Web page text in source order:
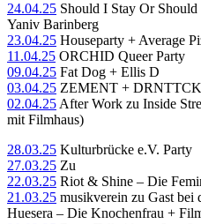
24.04.25 Should I Stay Or
Yaniv Barinberg
23.04.25 Houseparty + Average
11.04.25 ORCHID Queer Party
09.04.25 Fat Dog + Ellis D
03.04.25 ZEMENT +
02.04.25 After Work zu Inside
mit Filmhaus)
28.03.25 Kulturbrücke e.V. Party
27.03.25 Zu
22.03.25 Riot & Shine – Die
21.03.25 musikverein zu Gast bei
Huesera – Die Knochenfrau +